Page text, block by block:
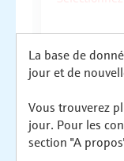
La base de
jour et de
Vous trouverez
jour. Pour les
section "A